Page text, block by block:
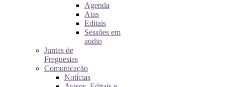
Agenda
Atas
Editais
Sessões em
audio
Juntas de
Freguesias
Comunicação
Notícias